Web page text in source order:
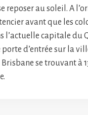
reposer au soleil. A
avant que les
l’actuelle capitale du
d’entrée sur la
Brisbane se trouvant à